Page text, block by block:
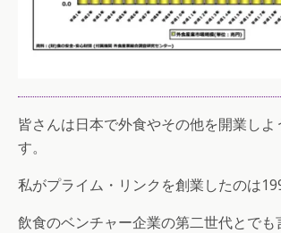
皆さんは日本で外食やその他を開業しよ
す。
私がプライム・リンクを創業したのは
飲食のベンチャー企業の第二世代とでも